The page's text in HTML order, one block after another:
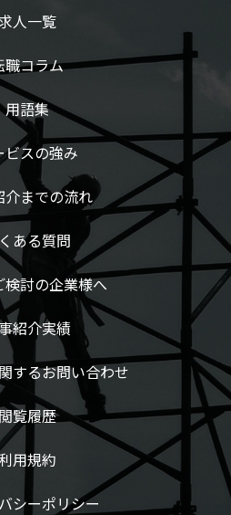
人一覧
職コラム
用語集
ビスの強み
介までの流れ
ある質問
検討の企業様へ
紹介実績
するお問い合わせ
閲覧履歴
用規約
シーポリシー